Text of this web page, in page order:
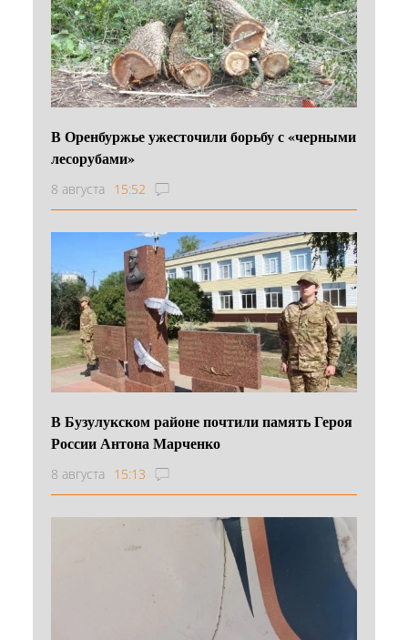
В Оренбуржье ужесточили борьбу с «черными
лесорубами»
8 августа 15:52
В Бузулукском районе почтили память Героя
России Антона Марченко
8 августа 15:13